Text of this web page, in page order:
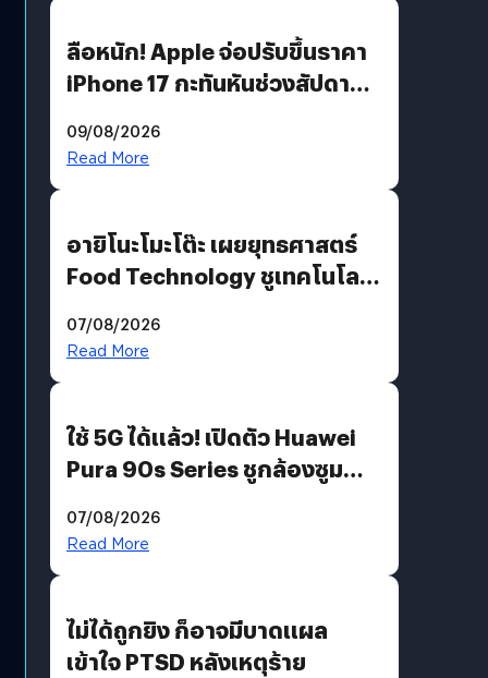
ลือหนัก! Apple จ่อปรับขึ้นราคา
iPhone 17 กะทันหันช่วงสัปดาห์ที่
09/08/2026
Read More
อายิโนะโมะโต๊ะ เผยยุทธศาสตร์
Food Technology ชูเทคโนโลยี
บริโภคและ B2B
07/08/2026
Read More
ใช้ 5G ได้แล้ว! เปิดตัว Huawei
Pura 90s Series ชูกล้องซูม
07/08/2026
Read More
ไม่ได้ถูกยิง ก็อาจมีบาดแผล
เข้าใจ PTSD หลังเหตุร้าย